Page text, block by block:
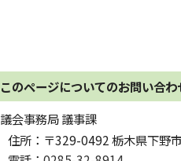
このページについてのお問い合わ
議会事務局 議事課
住所： 〒329-0492 栃木県下野